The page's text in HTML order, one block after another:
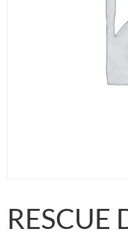
RESCUE